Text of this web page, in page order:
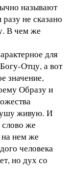
называют
не сказано
В чем же
для
Отцу, а вот
значение,
Образу и
живую. И
же
нем же
человека
но дух со